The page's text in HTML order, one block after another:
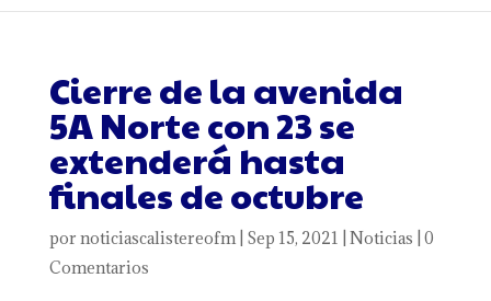
Cierre de la avenida
5A Norte con 23 se
extenderá hasta
finales de octubre
por noticiascalistereofm| Sep 15, 2021 Noticias 0
Comentarios